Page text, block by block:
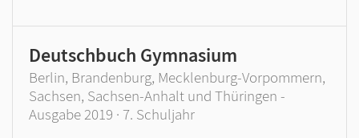
Deutschbuch Gymnasium
Berlin, Brandenburg, Mecklenburg-Vorpommern,
Sachsen, Sachsen-Anhalt und Thüringen -
Ausgabe 2019 · 7. Schuljahr